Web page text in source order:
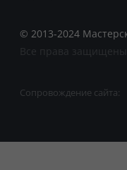
© 2013-2024
Все права защищены.
Сопровождение сайта: